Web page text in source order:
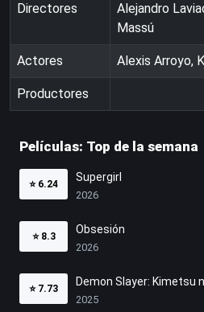
Directores
Alejandro
Massú
Actores Alexis Arroyo,
Productores
Películas: Top de la semana
⭐ 6.24
Supergirl
2026
⭐ 8.3
Obsesión
2026
⭐ 7.73
Demon Slayer: Kimetsu
2025